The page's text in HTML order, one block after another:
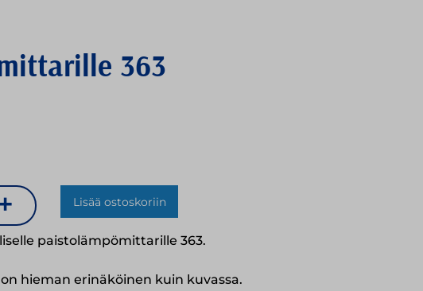
363
Lisää ostoskoriin
paistolämpömittarille 363.
hieman erinäköinen kuin kuvassa.